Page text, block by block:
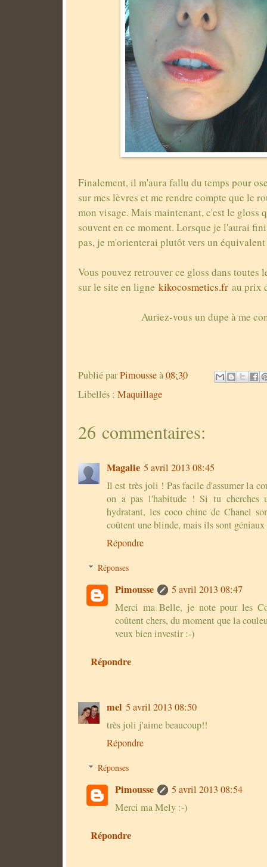
Finalement, il m'aura fallu du temps pour
sur mes lèvres et me rendre compte que le
mon visage. Mais maintenant, c'est le gloss
souvent en ce moment. Lorsque je l'aurai
pas, je m'orienterai plutôt vers un équivalent
Vous pouvez retrouver ce gloss dans toutes
sur le site en ligne kikocosmetics.fr au prix
Auriez-vous un dupe à me
Publié parPimousseà08:30
Libellés : Maquillage
26 commentaires:
Magalie 5 avril 2013 08:45
Il est très joli ! Pas facile d'assumer la
on a pas l'habitude ! Si tu cherches
hydratant, les coco chine de Chanel
coûtent une blinde, mais ils sont
Répondre
Réponses
Pimousse
5 avril 2013 08:47
Merci ma Belle, je note pour les
coûtent chers, du moment que la
veux bien investir :-)
Répondre
mel 5 avril 2013 08:50
très joli j'aime beaucoup!!
Répondre
Réponses
Pimousse
5 avril 2013 08:54
Merci ma Mely :-)
Répondre